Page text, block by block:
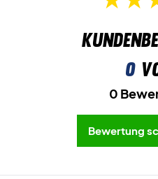
0
0
Bewertung